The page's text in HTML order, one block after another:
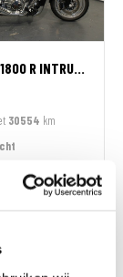
R INTRUDER
30554 km